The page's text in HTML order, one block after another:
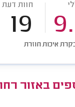
חוות דעת
19
איכות חוזרת
באזור